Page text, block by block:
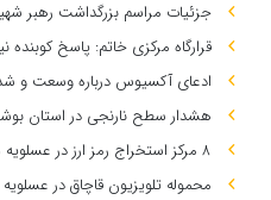
جزئیات مراسم بزرگداشت رهبر
قرارگاه مرکزی خاتم: پاسخ
ادعای آکسیوس درباره وسعت و
هشدار سطح نارنجی در استان
۸ مرکز استخراج رمز ارز در عسلویه متلاشی شد
محموله تلویزیون قاچاق در